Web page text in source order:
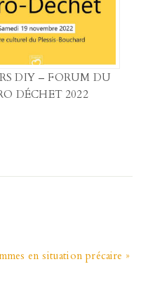
DIY – FORUM DU
DÉCHET 2022
en situation précaire »